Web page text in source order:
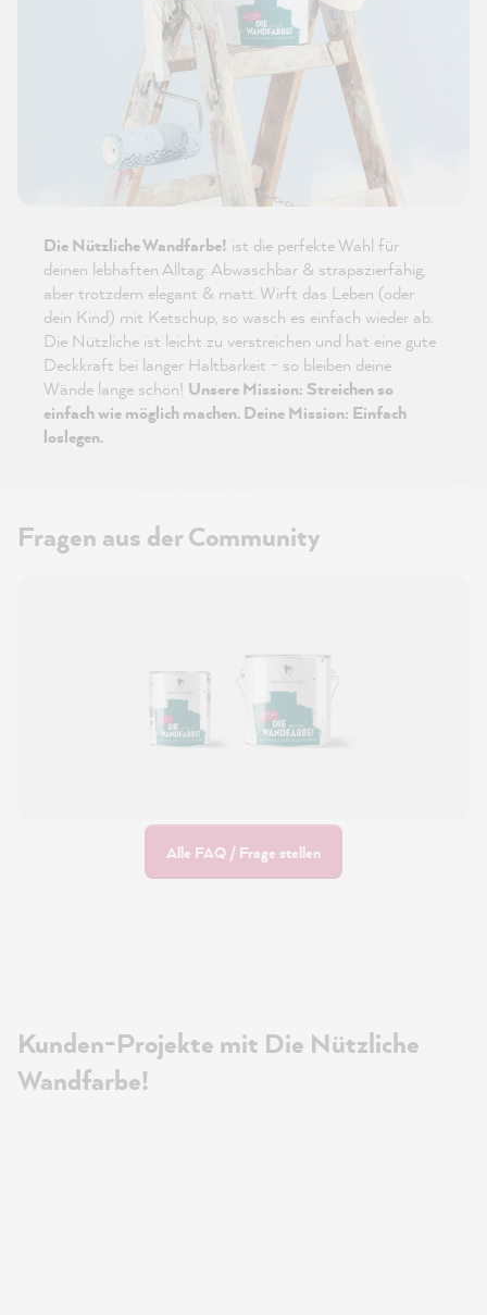
Die Nützliche Wandfarbe! ist die perfekte Wahl für
deinen lebhaften Alltag: Abwaschbar & strapazierfähig,
aber trotzdem elegant & matt. Wirft das Leben (oder
dein Kind) mit Ketschup, so wasch es einfach wieder ab.
Die Nützliche ist leicht zu verstreichen und hat eine gute
Deckkraft bei langer Haltbarkeit - so bleiben deine
Wände lange schön! Unsere Mission: Streichen so
einfach wie möglich machen. Deine Mission: Einfach
loslegen.
Fragen aus der Community
Alle FAQ / Frage stellen
Kunden-Projekte mit Die Nützliche
Wandfarbe!